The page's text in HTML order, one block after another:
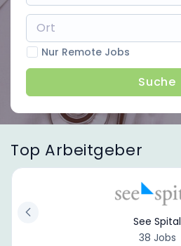
Nur Remote Jobs
Suche
Top Arbeitgeber
See Spital
38 Jobs